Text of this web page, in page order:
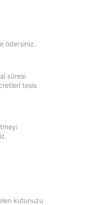
ödersiniz.
süresi
tesis
kutunuzu